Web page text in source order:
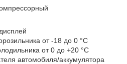
от -18 до 0 °C
от 0 до +20 °C
автомобиля/аккумулятора